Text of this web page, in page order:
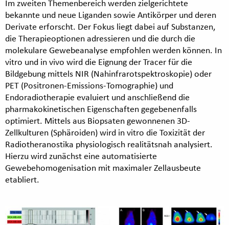
Im zweiten Themenbereich werden zielgerichtete
bekannte und neue Liganden sowie Antikörper und deren
Derivate erforscht. Der Fokus liegt dabei auf Substanzen,
die Therapieoptionen adressieren und die durch die
molekulare Gewebeanalyse empfohlen werden können. In
vitro und in vivo wird die Eignung der Tracer für die
Bildgebung mittels NIR (Nahinfrarotspektroskopie) oder
PET (Positronen-Emissions-Tomographie) und
Endoradiotherapie evaluiert und anschließend die
pharmakokinetischen Eigenschaften gegebenenfalls
optimiert. Mittels aus Biopsaten gewonnenen 3D-
Zellkulturen (Sphäroiden) wird in vitro die Toxizität der
Radiotheranostika physiologisch realitätsnah analysiert.
Hierzu wird zunächst eine automatisierte
Gewebehomogenisation mit maximaler Zellausbeute
etabliert.